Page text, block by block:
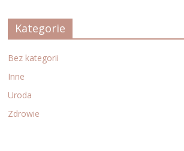
Kategorie
Bez kategorii
Inne
Uroda
Zdrowie